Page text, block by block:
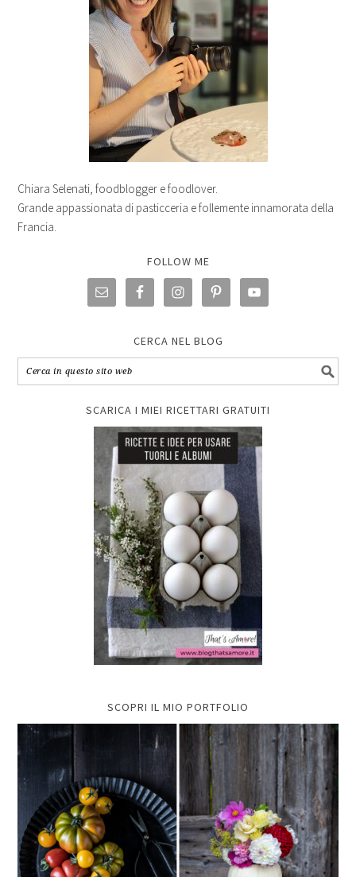
Chiara Selenati, foodblogger e foodlover.
Grande appassionata di pasticceria e follemente innamorata della
Francia.
FOLLOW ME
CERCA NEL BLOG
SCARICA I MIEI RICETTARI GRATUITI
SCOPRI IL MIO PORTFOLIO